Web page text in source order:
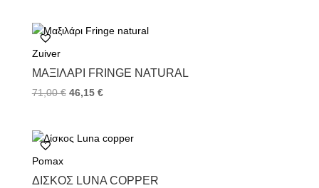
Zuiver
ΜΑΞΙΛΆΡΙ FRINGE NATURAL
71,00€ 46,15 €
Pomax
ΔΊΣΚΟΣ LUNA COPPER